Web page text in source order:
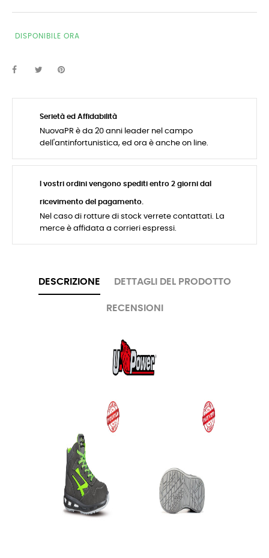
DISPONIBILE ORA
Serietà ed Affidabilità
NuovaPR è da 20 anni leader nel campo
dell'antinfortunistica, ed ora è anche on line.
I vostri ordini vengono spediti entro 2 giorni dal
ricevimento del pagamento.
Nel caso di rotture di stock verrete contattati. La
merce è affidata a corrieri espressi.
DESCRIZIONE DETTAGLI DEL PRODOTTO
RECENSIONI